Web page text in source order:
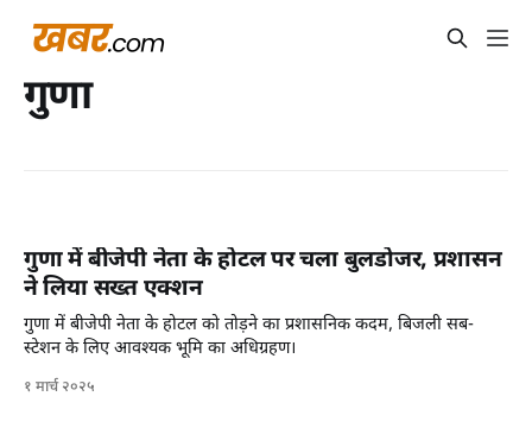
गुणा
गुणा में बीजेपी नेता के होटल पर चला बुलडोजर, प्रशासन
ने लिया सख्त एक्शन
गुणा में बीजेपी नेता के होटल को तोड़ने का प्रशासनिक कदम, बिजली सब-
स्टेशन के लिए आवश्यक भूमि का अधिग्रहण।
१ मार्च २०२५